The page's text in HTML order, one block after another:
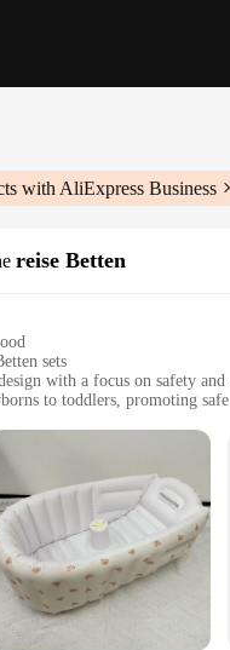
with AliExpress Business
reise Betten
sets
with a focus on safety
to toddlers, promoting
Available in multiple sizes
crafted from premium
a non-toxic finish that's
for a versatile sleep
cribs to spacious toddler